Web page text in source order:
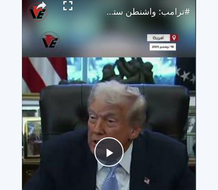
Play
#ترامب: واشنطن ستبيع مقاتلات F-35 لـ #السعودية ويصف المملكة بـ"الحليف العظيم"